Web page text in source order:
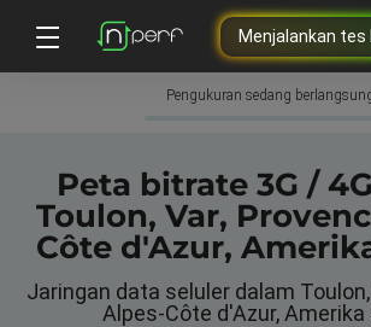
Menjalankan tes
Pengukuran sedang
Peta bitrate 3G /
Toulon, Var,
Côte d'Azur,
Jaringan data seluler dalam
Alpes-Côte d'Azur, Amerika